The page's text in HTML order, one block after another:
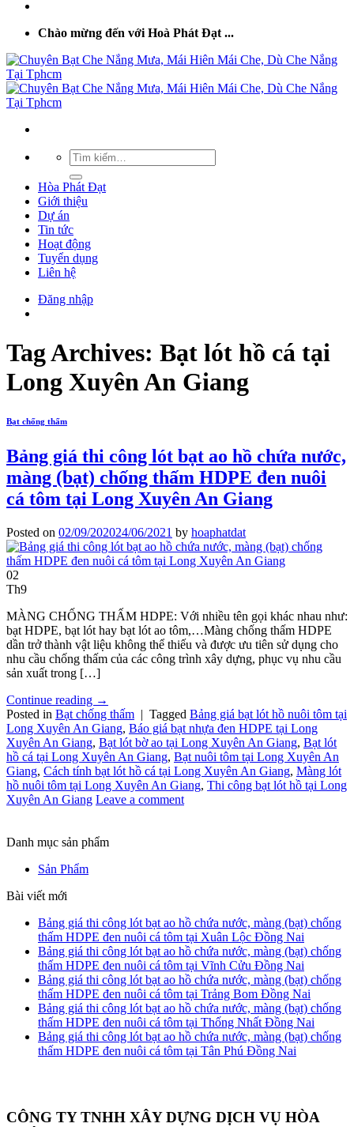
Chào mừng đến với Hoà Phát Đạt ...
Hòa Phát Đạt
Giới thiệu
Dự án
Tin tức
Hoạt động
Tuyển dụng
Liên hệ
Đăng nhập
Tag Archives: Bạt lót hồ cá tại
Long Xuyên An Giang
Bạt chống thấm
Bảng giá thi công lót bạt ao hồ chứa nước,
màng (bạt) chống thấm HDPE đen nuôi
cá tôm tại Long Xuyên An Giang
Posted on 02/09/202024/06/2021 by hoaphatdat
02
Th9
MÀNG CHỐNG THẤM HDPE: Với nhiều tên gọi khác nhau như:
bạt HDPE, bạt lót hay bạt lót ao tôm,…Màng chống thấm HDPE
dần trở thành vật liệu không thể thiếu và được ưu tiên sử dụng cho
nhu cầu chống thấm của các công trình xây dựng, phục vụ nhu cầu
sản xuất trong […]
Continue reading →
Posted in Bạt chống thấm | Tagged Bảng giá bạt lót hồ nuôi tôm tại
Long Xuyên An Giang, Báo giá bạt nhựa đen HDPE tại Long
Xuyên An Giang, Bạt lót bờ ao tại Long Xuyên An Giang, Bạt lót
hồ cá tại Long Xuyên An Giang, Bạt nuôi tôm tại Long Xuyên An
Giang, Cách tính bạt lót hồ cá tại Long Xuyên An Giang, Màng lót
hồ nuôi tôm tại Long Xuyên An Giang, Thi công bạt lót hồ tại Long
Xuyên An Giang Leave a comment
Danh mục sản phẩm
Sản Phẩm
Bài viết mới
Bảng giá thi công lót bạt ao hồ chứa nước, màng (bạt) chống
thấm HDPE đen nuôi cá tôm tại Xuân Lộc Đồng Nai
Bảng giá thi công lót bạt ao hồ chứa nước, màng (bạt) chống
thấm HDPE đen nuôi cá tôm tại Vĩnh Cửu Đồng Nai
Bảng giá thi công lót bạt ao hồ chứa nước, màng (bạt) chống
thấm HDPE đen nuôi cá tôm tại Trảng Bom Đồng Nai
Bảng giá thi công lót bạt ao hồ chứa nước, màng (bạt) chống
thấm HDPE đen nuôi cá tôm tại Thống Nhất Đồng Nai
Bảng giá thi công lót bạt ao hồ chứa nước, màng (bạt) chống
thấm HDPE đen nuôi cá tôm tại Tân Phú Đồng Nai
CÔNG TY TNHH XÂY DỰNG DỊCH VỤ HÒA